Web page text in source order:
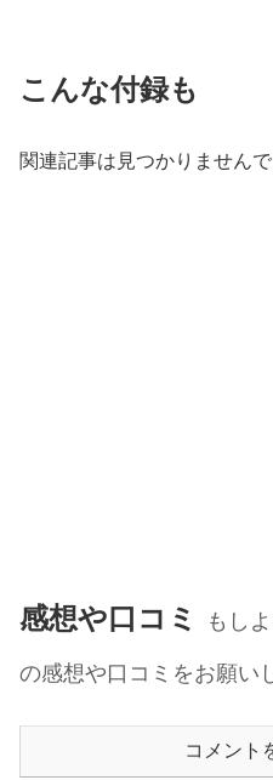
こんな付録も
関連記事は見つかりませんで
感想や口コミ
もし
の感想や口コミをお願い
コメント